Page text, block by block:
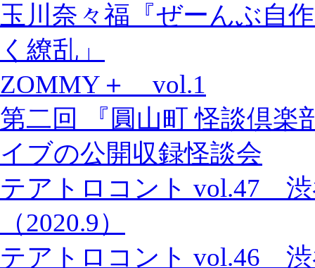
玉川奈々福『ぜーんぶ自
く繚乱」
ZOMMY＋ vol.1
第二回 『圓山町 怪談倶
イブの公開収録怪談会
テアトロコント vol.47
（2020.9）
テアトロコント vol.46